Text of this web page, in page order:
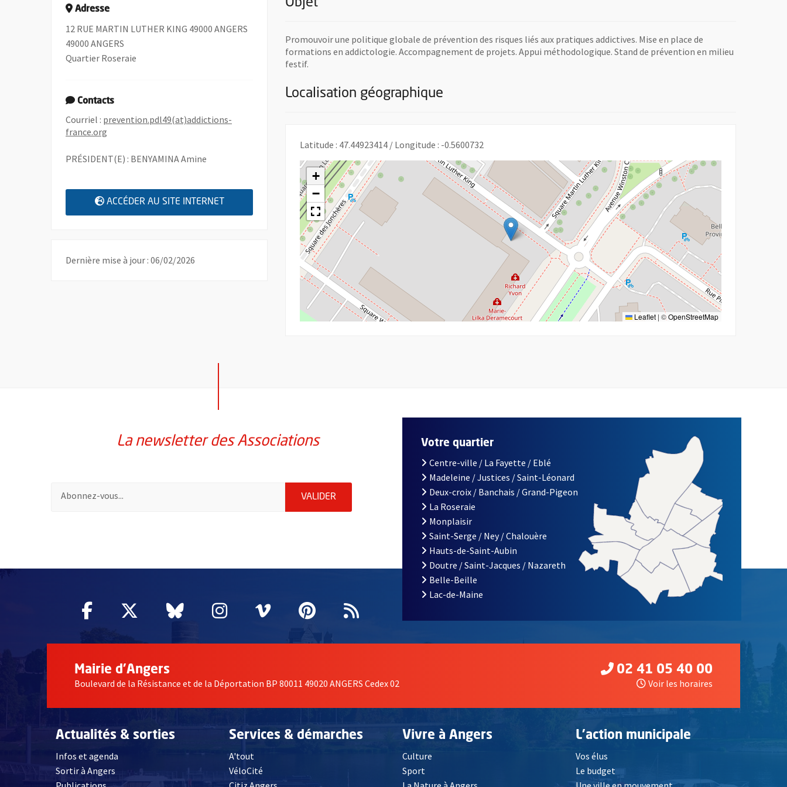
Objet
Promouvoir une politique globale de prévention des risques liés aux pratiques addictives. Mise en place de
formations en addictologie. Accompagnement de projets. Appui méthodologique. Stand de prévention en milieu
festif.
Localisation géographique
Latitude : 47.44923414 / Longitude : -0.5600732
+
−
Leaflet | ©OpenStreetMap
Adresse
12 RUE MARTIN LUTHER KING 49000 ANGERS
49000 ANGERS
Quartier Roseraie
Contacts
Courriel : prevention.pdl49(at)addictions-
france.org
PRÉSIDENT(E) : BENYAMINA Amine
ACCÉDER AU SITE INTERNET , OUVRE UNE NOUVELLE FENÊTRE
Dernière mise à jour : 06/02/2026
La newsletter des Associations
Pour vous inscrire à la lettre d'information des associations de la ville d'Angers, indiquez votre email (champ obligatoire)
VALIDER ENVOYER MA DEMANDE D'INSCRIPTION À LA LETTRE D'INFORMATION DES ASSOCIATIONS DE LA VILLE
Facebook
, Ouvre une nouvelle fenêtre
Twitter
, Ouvre une nouvelle fenêtre
Bluesky
, Ouvre une nouvelle fenêtre
Instagram
, Ouvre une nouvelle fenêtre
Vimeo
, Ouvre une nouvelle fenêtre
Pinterest
, Ouvre une nouvelle fenêtre
Flux RSS
Votre quartier
Centre-ville / La Fayette / Eblé
Madeleine / Justices / Saint-Léonard
Deux-croix / Banchais / Grand-Pigeon
La Roseraie
Monplaisir
Saint-Serge / Ney / Chalouère
Hauts-de-Saint-Aubin
Doutre / Saint-Jacques / Nazareth
Belle-Beille
Lac-de-Maine
Mairie d'Angers
Boulevard de la Résistance et de la Déportation BP 80011 49020 ANGERS Cedex 02
02 41 05 40 00
Voir les horaires
Actualités & sorties
Infos et agenda
Sortir à Angers
Services & démarches
A'tout
VéloCité
, Ouvre une nouvelle fenêtre
Vivre à Angers
Culture
Sport
L'action municipale
Vos élus
Le budget